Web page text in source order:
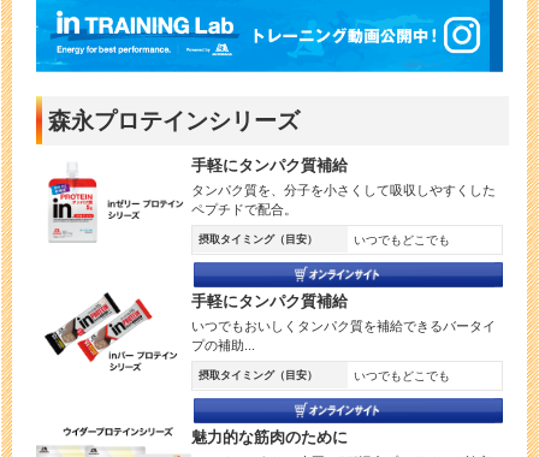
森永プロテインシリーズ
手軽にタンパク質補給
タンパク質を、分子を小さくして吸収しやすくした
ペプチドで配合。
摂取タイミング（目安） いつでもどこでも
手軽にタンパク質補給
いつでもおいしくタンパク質を補給できるバータイ
プの補助...
摂取タイミング（目安） いつでもどこでも
魅力的な筋肉のために